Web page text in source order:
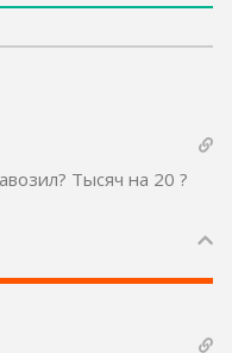
Тысяч на 20 ?